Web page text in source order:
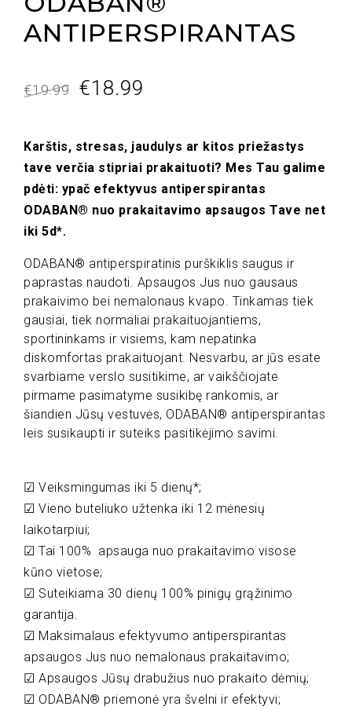
ANTIPERSPIRANTAS
€19.99
Original
was:
€19.99.
€18.99
is:
€18.99.
Karštis, stresas, jaudulys ar kitos priežastys
tave verčia stipriai prakaituoti? Mes Tau galime
pdėti: ypač efektyvus antiperspirantas
ODABAN® nuo prakaitavimo apsaugos Tave net
iki 5d*.
ODABAN® antiperspiratinis purškiklis saugus ir
paprastas naudoti. Apsaugos Jus nuo gausaus
prakaivimo bei nemalonaus kvapo. Tinkamas tiek
gausiai, tiek normaliai prakaituojantiems,
sportininkams ir visiems, kam nepatinka
diskomfortas prakaituojant. Nesvarbu, ar jūs esate
svarbiame verslo susitikime, ar vaikščiojate
pirmame pasimatyme susikibę rankomis, ar
šiandien Jūsų vestuvės, ODABAN® antiperspirantas
leis susikaupti ir suteiks pasitikėjimo savimi.
☑ Veiksmingumas iki 5 dienų*;
☑ Vieno buteliuko užtenka iki 12 mėnesių
laikotarpiui;
☑ Tai 100% apsauga nuo prakaitavimo visose
kūno vietose;
☑ Suteikiama 30 dienų 100% pinigų grąžinimo
garantija.
☑ Maksimalaus efektyvumo antiperspirantas
apsaugos Jus nuo nemalonaus prakaitavimo;
☑ Apsaugos Jūsų drabužius nuo prakaito dėmių;
☑ ODABAN® priemonė yra švelni ir efektyvi;